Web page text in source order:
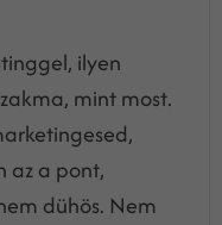
ilyen
mint most.
az a pont,
dühös. Nem